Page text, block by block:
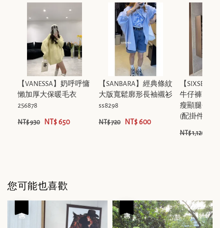
【VANESSA】奶呼呼慵
懶加厚大保暖毛衣
256878
NT$ 930 NT$ 650
【SANBARA】經典條紋
大版寬鬆廓形長袖襯衫
ss8298
NT$ 720 NT$ 600
【
牛仔褲高腰
瘦顯腿長直
(配掛件)
NT$ 1,120
您可能也喜歡